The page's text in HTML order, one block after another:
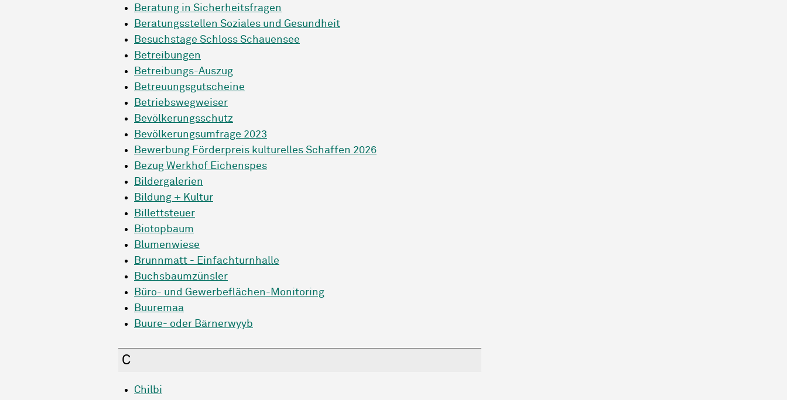
Beratung in Sicherheitsfragen
Beratungsstellen Soziales und Gesundheit
Besuchstage Schloss Schauensee
Betreibungen
Betreibungs-Auszug
Betreuungsgutscheine
Betriebswegweiser
Bevölkerungsschutz
Bevölkerungsumfrage 2023
Bewerbung Förderpreis kulturelles Schaffen 2026
Bezug Werkhof Eichenspes
Bildergalerien
Bildung + Kultur
Billettsteuer
Biotopbaum
Blumenwiese
Brunnmatt - Einfachturnhalle
Buchsbaumzünsler
Büro- und Gewerbeflächen-Monitoring
Buuremaa
Buure- oder Bärnerwyyb
C
Chilbi